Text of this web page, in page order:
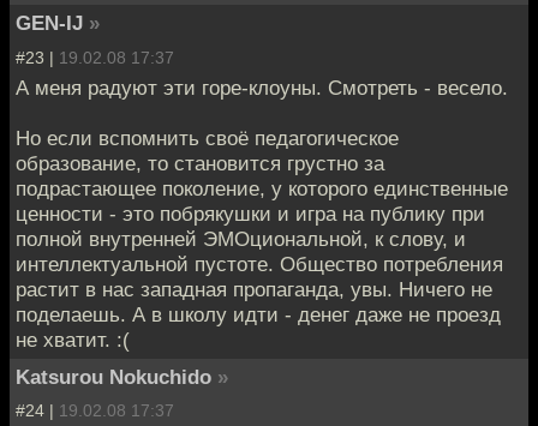
GEN-IJ »
#23 | 19.02.08 17:37
А меня радуют эти горе-клоуны. Смотреть - весело.
Но если вспомнить своё педагогическое
образование, то становится грустно за
подрастающее поколение, у которого единственные
ценности - это побрякушки и игра на публику при
полной внутренней ЭМОциональной, к слову, и
интеллектуальной пустоте. Общество потребления
растит в нас западная пропаганда, увы. Ничего не
поделаешь. А в школу идти - денег даже не проезд
не хватит. :(
Katsurou Nokuchido »
#24 | 19.02.08 17:37